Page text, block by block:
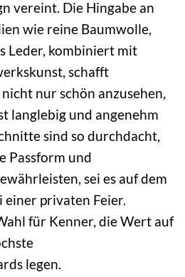
vereint. Die Hingabe an
wie reine Baumwolle,
Leder, kombiniert mit
schafft
nur schön anzusehen,
langlebig und angenehm
sind so durchdacht,
Passform und
sei es auf dem
privaten Feier.
für Kenner, die Wert auf
legen.